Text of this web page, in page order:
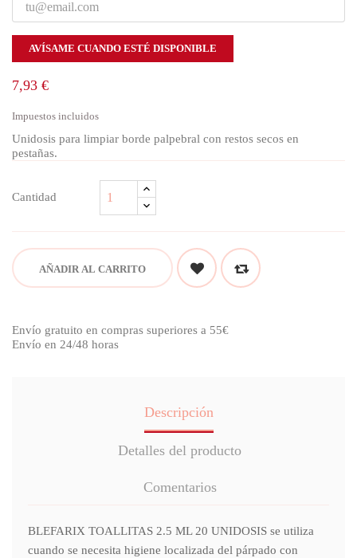
AVÍSAME CUANDO ESTÉ DISPONIBLE
7,93 €
Impuestos incluidos
Unidosis para limpiar borde palpebral con restos secos en
pestañas.
Cantidad
AÑADIR AL CARRITO
Envío gratuito en compras superiores a 55€
Envío en 24/48 horas
Descripción
Detalles del producto
Comentarios
BLEFARIX TOALLITAS 2.5 ML 20 UNIDOSIS se utiliza
cuando se necesita higiene localizada del párpado con